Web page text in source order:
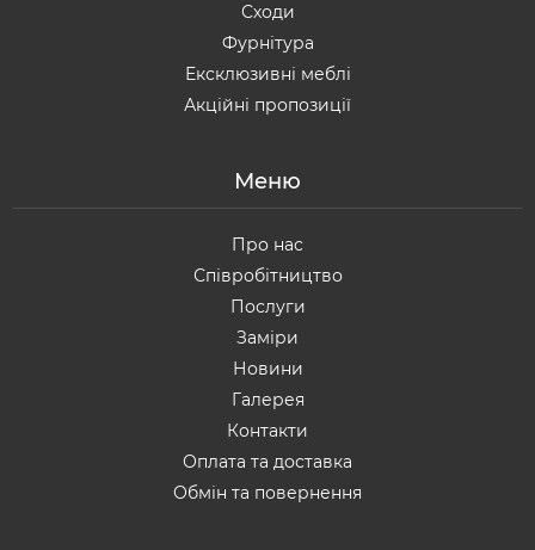
Сходи
Фурнітура
Ексклюзивні меблі
Акційні пропозиції
Меню
Про нас
Співробітництво
Послуги
Заміри
Новини
Галерея
Контакти
Оплата та доставка
Обмін та повернення